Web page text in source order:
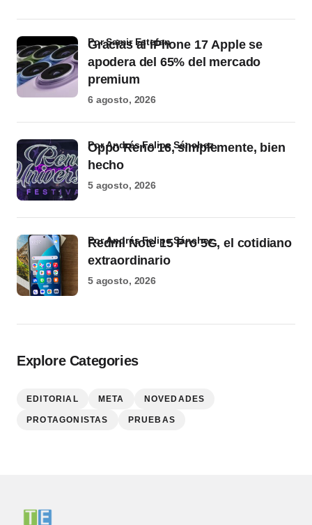
Gracias al iPhone 17 Apple se
apodera del 65% del mercado
premium
por Samir Estefan
6 agosto, 2026
Oppo Reno 16, simplemente, bien
hecho
por Andrés Felipe Sánchez
5 agosto, 2026
Redmi Note 15 Pro 5G, el cotidiano
extraordinario
por Andrés Felipe Sánchez
5 agosto, 2026
Explore Categories
EDITORIAL META NOVEDADES
PROTAGONISTAS PRUEBAS